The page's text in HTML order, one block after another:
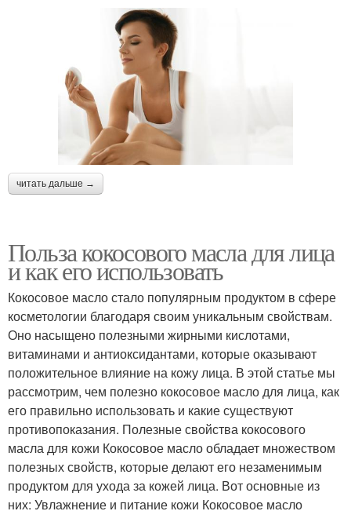
читать дальше →
Польза кокосового масла для лица
и как его использовать
Кокосовое масло стало популярным продуктом в сфере
косметологии благодаря своим уникальным свойствам.
Оно насыщено полезными жирными кислотами,
витаминами и антиоксидантами, которые оказывают
положительное влияние на кожу лица. В этой статье мы
рассмотрим, чем полезно кокосовое масло для лица, как
его правильно использовать и какие существуют
противопоказания. Полезные свойства кокосового
масла для кожи Кокосовое масло обладает множеством
полезных свойств, которые делают его незаменимым
продуктом для ухода за кожей лица. Вот основные из
них: Увлажнение и питание кожи Кокосовое масло